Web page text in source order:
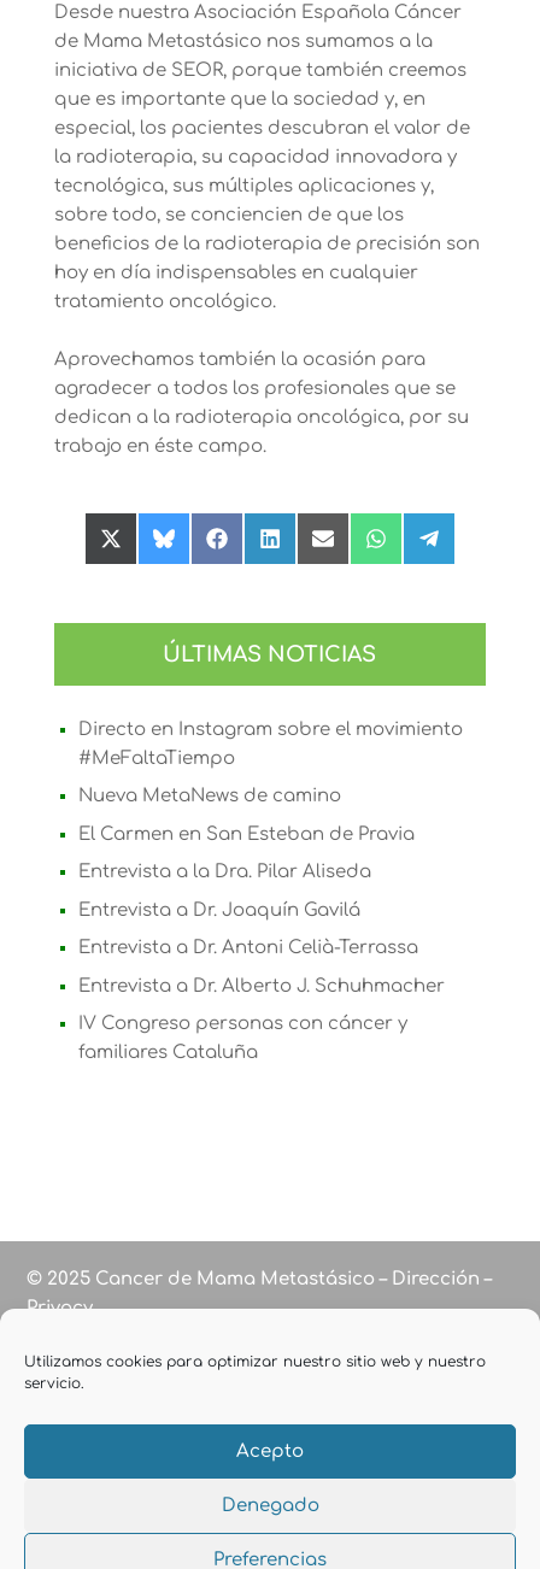
Utilizamos cookies para optimizar nuestro sitio web y nuestro
servicio.
Acepto
Denegado
Preferencias
Desde nuestra Asociación Española Cáncer
de Mama Metastásico nos sumamos a la
iniciativa de SEOR, porque también creemos
que es importante que la sociedad y, en
especial, los pacientes descubran el valor de
la radioterapia, su capacidad innovadora y
tecnológica, sus múltiples aplicaciones y,
sobre todo, se conciencien de que los
beneficios de la radioterapia de precisión son
hoy en día indispensables en cualquier
tratamiento oncológico.
Aprovechamos también la ocasión para
agradecer a todos los profesionales que se
dedican a la radioterapia oncológica, por su
trabajo en éste campo.
Compartir
en
Compartir
en
Compartir
en
Compartir
en
Compartir
en
Compartir
en
Compartir
en
ÚLTIMAS NOTICIAS
Directo en Instagram sobre el movimiento
#MeFaltaTiempo
Nueva MetaNews de camino
El Carmen en San Esteban de Pravia
Entrevista a la Dra. Pilar Aliseda
Entrevista a Dr. Joaquín Gavilá
Entrevista a Dr. Antoni Celià-Terrassa
Entrevista a Dr. Alberto J. Schuhmacher
IV Congreso personas con cáncer y
familiares Cataluña
© 2025 Cancer de Mama Metastásico – Dirección –
Privacy